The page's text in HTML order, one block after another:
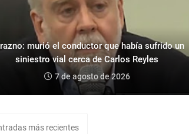
murió el conductor que había sufrido un
siniestro vial cerca de Carlos Reyles
7 de agosto de 2026
más recientes